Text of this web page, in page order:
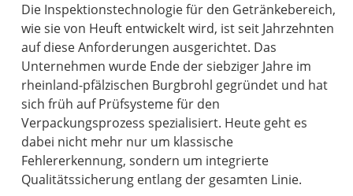
Die Inspektionstechnologie für den Getränkebereich,
wie sie von Heuft entwickelt wird, ist seit Jahrzehnten
auf diese Anforderungen ausgerichtet. Das
Unternehmen wurde Ende der siebziger Jahre im
rheinland-pfälzischen Burgbrohl gegründet und hat
sich früh auf Prüfsysteme für den
Verpackungsprozess spezialisiert. Heute geht es
dabei nicht mehr nur um klassische
Fehlererkennung, sondern um integrierte
Qualitätssicherung entlang der gesamten Linie.